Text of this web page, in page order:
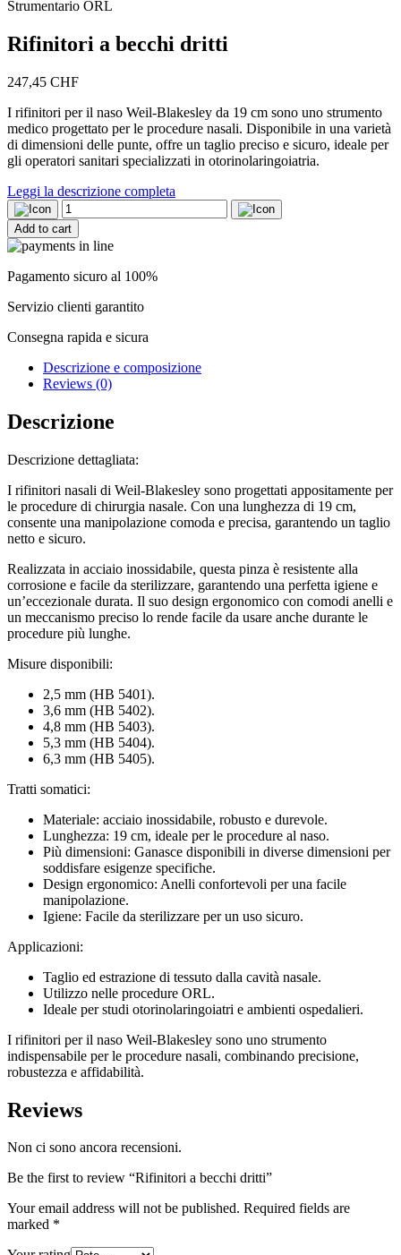
Strumentario ORL
Rifinitori a becchi dritti
247,45 CHF
I rifinitori per il naso Weil-Blakesley da 19 cm sono uno strumento
medico progettato per le procedure nasali. Disponibile in una varietà
di dimensioni delle punte, offre un taglio preciso e sicuro, ideale per
gli operatori sanitari specializzati in otorinolaringoiatria.
Leggi la descrizione completa
Rifinitori
a
becchi
dritti
quantity
Add to cart
Pagamento sicuro al 100%
Servizio clienti garantito
Consegna rapida e sicura
Descrizione e composizione
Reviews (0)
Descrizione
Descrizione dettagliata:
I rifinitori nasali di Weil-Blakesley sono progettati appositamente per
le procedure di chirurgia nasale. Con una lunghezza di 19 cm,
consente una manipolazione comoda e precisa, garantendo un taglio
netto e sicuro.
Realizzata in acciaio inossidabile, questa pinza è resistente alla
corrosione e facile da sterilizzare, garantendo una perfetta igiene e
un’eccezionale durata. Il suo design ergonomico con comodi anelli e
un meccanismo preciso lo rende facile da usare anche durante le
procedure più lunghe.
Misure disponibili:
2,5 mm (HB 5401).
3,6 mm (HB 5402).
4,8 mm (HB 5403).
5,3 mm (HB 5404).
6,3 mm (HB 5405).
Tratti somatici:
Materiale: acciaio inossidabile, robusto e durevole.
Lunghezza: 19 cm, ideale per le procedure al naso.
Più dimensioni: Ganasce disponibili in diverse dimensioni per
soddisfare esigenze specifiche.
Design ergonomico: Anelli confortevoli per una facile
manipolazione.
Igiene: Facile da sterilizzare per un uso sicuro.
Applicazioni:
Taglio ed estrazione di tessuto dalla cavità nasale.
Utilizzo nelle procedure ORL.
Ideale per studi otorinolaringoiatri e ambienti ospedalieri.
I rifinitori per il naso Weil-Blakesley sono uno strumento
indispensabile per le procedure nasali, combinando precisione,
robustezza e affidabilità.
Reviews
Non ci sono ancora recensioni.
Be the first to review “Rifinitori a becchi dritti”
Your email address will not be published. Required fields are
marked *